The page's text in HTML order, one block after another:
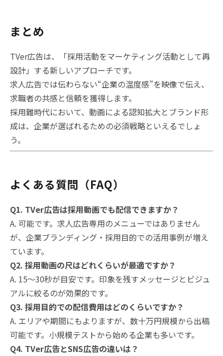
まとめ
TVer広告は、「採用活動をマーケティング活動として再
設計」する新しいアプローチです。
求人広告では伝わらない“企業の温度感”を映像で伝え、
求職者の共感と信頼を獲得します。
採用難時代において、動画による認知拡大とブランド形
成は、企業が選ばれるための必須戦略といえるでしょ
う。
よくある質問（FAQ）
Q1. TVer広告は採用動画でも配信できますか？
A. 可能です。求人広告専用のメニューではありません
が、企業ブランディング・採用目的での活用事例が増え
ています。
Q2. 採用動画の尺はどれくらいが最適ですか？
A. 15〜30秒が目安です。印象を残すメッセージとビジュ
アルに絞るのが効果的です。
Q3. 採用目的での配信費用はどのくらいですか？
A. エリアや期間にもよりますが、数十万円規模から出稿
可能です。小規模テストから始める企業も多いです。
Q4. TVer広告とSNS広告の違いは？